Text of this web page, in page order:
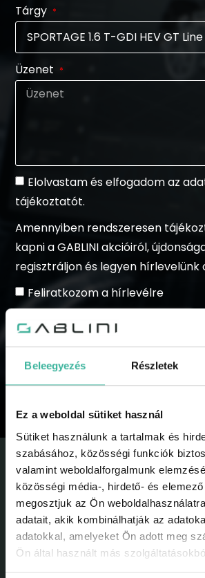
Beleegyezés Részletek
Ez a weboldal sütiket használ
Sütiket használunk a tartalmak és
szabásához, közösségi funkciók
valamint weboldalforgalmunk
közösségi média-, hirdető- és
megosztjuk az Ön
adatait, akik kombinálhatják az
adatokkal, amelyeket Ön adott meg
Ön által használt más
Tárgy
Üzenet
Elolvastam és elfogadom az
tájékoztatót.
Amennyiben rendszeresen
kapni a GABLINI akcióiról,
regisztráljon és legyen hírlevelünk
Feliratkozom a hírlevélre
KÜLDÉS
GABLINI
Gablini
Környezetvédelem